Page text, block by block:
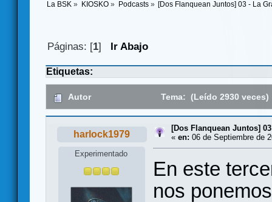
La BSK » KIOSKO» Podcasts» [Dos Flanquean Juntos] 03 - La
Páginas: [1] Ir Abajo
Etiquetas:
Autor Tema: (Leído 2930 veces)
harlock1979
Experimentado
[Dos Flanquean Juntos]
« en: 06 de Septiembre de
En este
nos